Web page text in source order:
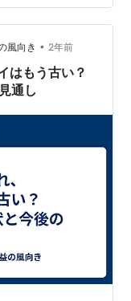
1月に株価が上
株がこの時期に
対策売りが終
が…
風向き • 2年前
通し